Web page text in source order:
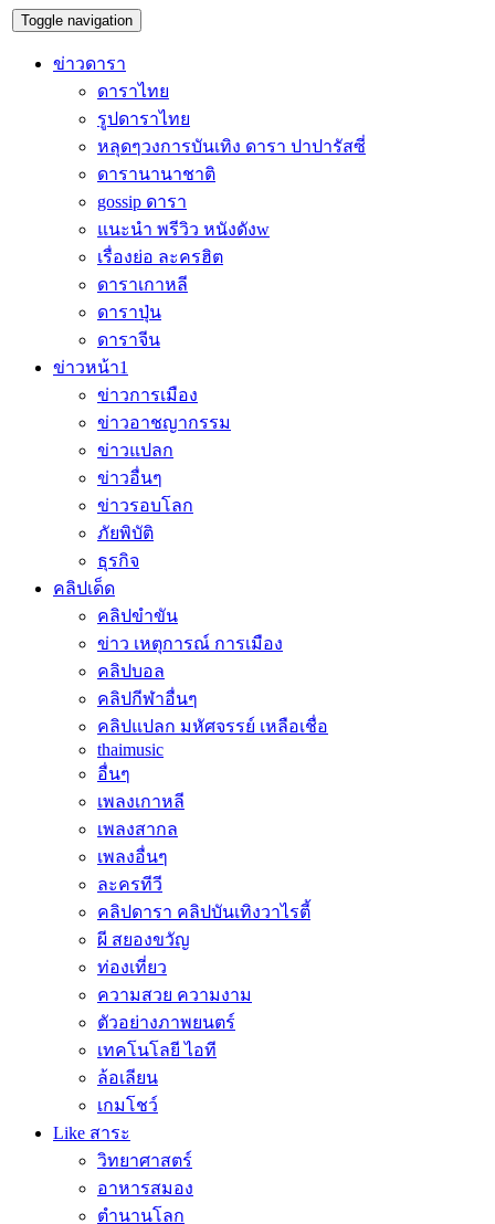
Toggle navigation
ข่าวดารา
ดาราไทย
รูปดาราไทย
หลุดๆวงการบันเทิง ดารา ปาปารัสซี่
ดารานานาชาติ
gossip ดารา
แนะนำ พรีวิว หนังดังw
เรื่องย่อ ละครฮิต
ดาราเกาหลี
ดาราปุ่น
ดาราจีน
ข่าวหน้า1
ข่าวการเมือง
ข่าวอาชญากรรม
ข่าวแปลก
ข่าวอื่นๆ
ข่าวรอบโลก
ภัยพิบัติ
ธุรกิจ
คลิปเด็ด
คลิปขำขัน
ข่าว เหตุการณ์ การเมือง
คลิปบอล
คลิปกีฬาอื่นๆ
คลิปแปลก มหัศจรรย์ เหลือเชื่อ
thaimusic
อื่นๆ
เพลงเกาหลี
เพลงสากล
เพลงอื่นๆ
ละครทีวี
คลิปดารา คลิปบันเทิงวาไรตี้
ผี สยองขวัญ
ท่องเที่ยว
ความสวย ความงาม
ตัวอย่างภาพยนตร์
เทคโนโลยี ไอที
ล้อเลียน
เกมโชว์
Like สาระ
วิทยาศาสตร์
อาหารสมอง
ตำนานโลก